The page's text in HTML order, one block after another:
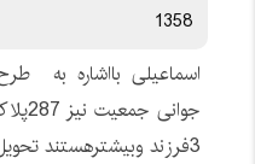
1358
اسماعیلی بااشاره به
3فرزند وبیشترهستند تحویل دادیم.